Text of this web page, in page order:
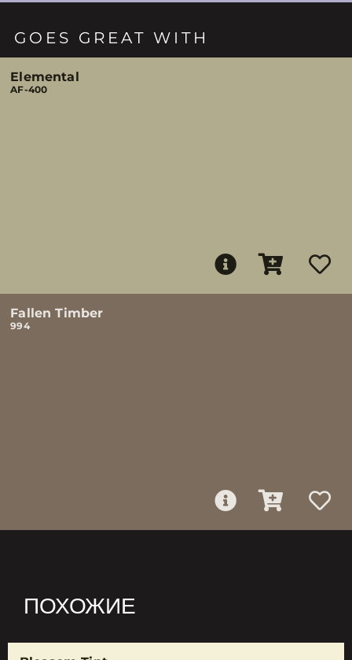
GOES GREAT WITH
Elemental
AF-400
Fallen Timber
994
ПОХОЖИЕ